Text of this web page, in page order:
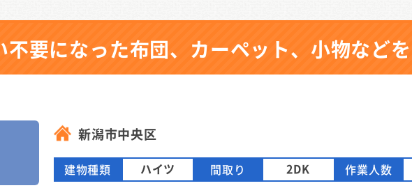
不要になった布団、カーペット、小物など
新潟市中央区
建物種類 ハイツ 間取り 2DK 作業人数